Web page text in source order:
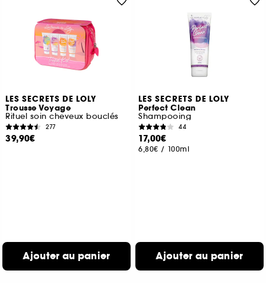
LES SECRETS DE LOLY
Trousse Voyage
Rituel soin cheveux bouclés
277
39,90€
Ajouter au panier
LES SECRETS DE LOLY
Perfect Clean
Shampooing
44
17,00€
6,80€ / 100ml
Ajouter au panier